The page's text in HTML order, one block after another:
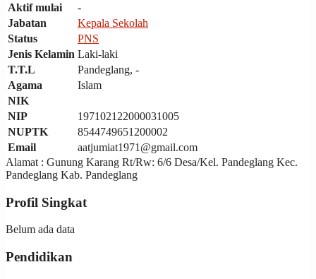
a
perpetual
calendar
replica
watches
are
surely
present:
day
of
the
week,
month
leap
year,
including
the
astronomical
moon
Aktif mulai
-
Jabatan
Kepala Sekolah
Status
PNS
Jenis Kelamin Laki-laki
T.T.L
Pandeglang, -
Agama
Islam
NIK
NIP
197102122000031005
NUPTK
8544749651200002
Email
aatjumiat1971@gmail.com
Alamat : Gunung Karang Rt/Rw: 6/6 Desa/Kel. Pandeglang Kec.
Pandeglang Kab. Pandeglang
Profil Singkat
Belum ada data
Pendidikan